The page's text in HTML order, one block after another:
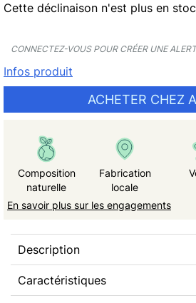
Cette déclinaison n'est plus en
CONNECTEZ-VOUS POUR CRÉER UNE
Infos produit
ACHETER CHEZ
Composition
naturelle
Fabrication
locale
En savoir plus sur les engagements
Description
Caractéristiques